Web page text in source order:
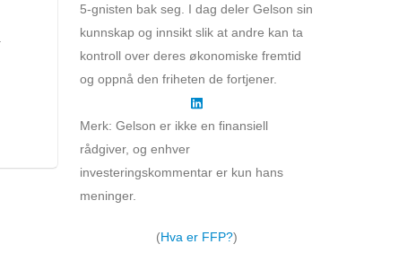
5-gnisten bak seg. I dag deler Gelson sin
kunnskap og innsikt slik at andre kan ta
kontroll over deres økonomiske fremtid
og oppnå den friheten de fortjener.
Merk: Gelson er ikke en finansiell
rådgiver, og enhver
investeringskommentar er kun hans
meninger.
(Hva er FFP?)